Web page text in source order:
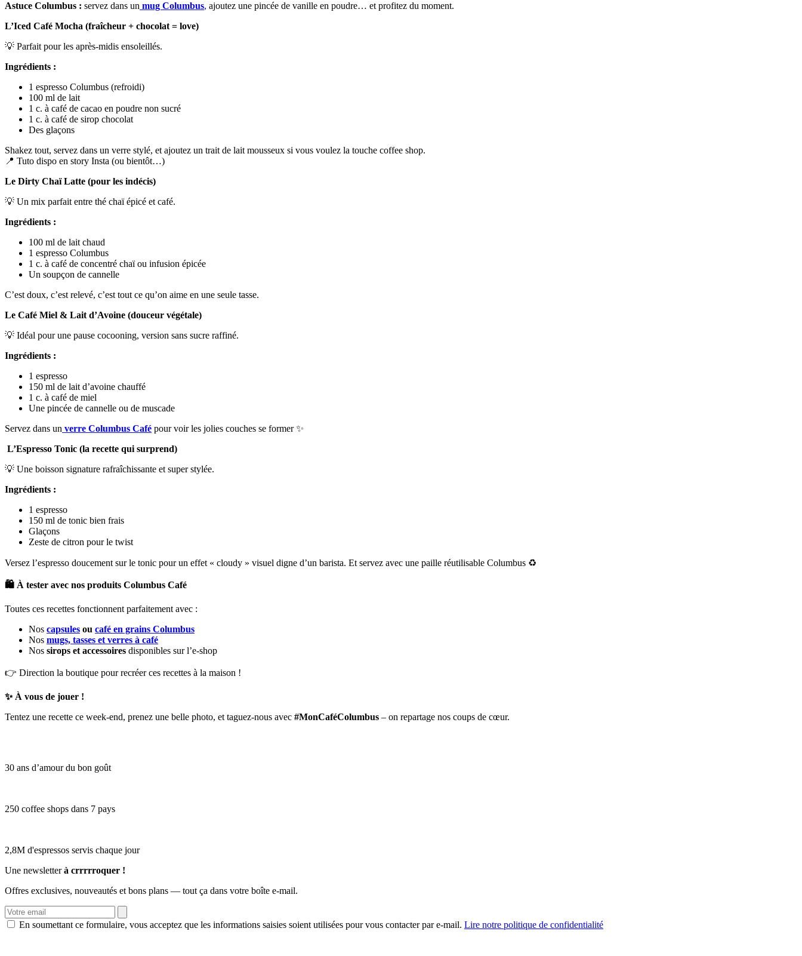
Astuce Columbus : servez dans un mug Columbus, ajoutez une pincée de vanille en poudre… et profitez du moment.
L’Iced Café Mocha (fraîcheur + chocolat = love)
💡 Parfait pour les après-midis ensoleillés.
Ingrédients :
1 espresso Columbus (refroidi)
100 ml de lait
1 c. à café de cacao en poudre non sucré
1 c. à café de sirop chocolat
Des glaçons
Shakez tout, servez dans un verre stylé, et ajoutez un trait de lait mousseux si vous voulez la touche coffee shop.
📍 Tuto dispo en story Insta (ou bientôt…)
Le Dirty Chaï Latte (pour les indécis)
💡 Un mix parfait entre thé chaï épicé et café.
Ingrédients :
100 ml de lait chaud
1 espresso Columbus
1 c. à café de concentré chaï ou infusion épicée
Un soupçon de cannelle
C’est doux, c’est relevé, c’est tout ce qu’on aime en une seule tasse.
Le Café Miel & Lait d’Avoine (douceur végétale)
💡 Idéal pour une pause cocooning, version sans sucre raffiné.
Ingrédients :
1 espresso
150 ml de lait d’avoine chauffé
1 c. à café de miel
Une pincée de cannelle ou de muscade
Servez dans un verre Columbus Café pour voir les jolies couches se former ✨
L’Espresso Tonic (la recette qui surprend)
💡 Une boisson signature rafraîchissante et super stylée.
Ingrédients :
1 espresso
150 ml de tonic bien frais
Glaçons
Zeste de citron pour le twist
Versez l’espresso doucement sur le tonic pour un effet « cloudy » visuel digne d’un barista. Et servez avec une paille réutilisable Columbus ♻️
🛍️ À tester avec nos produits Columbus Café
Toutes ces recettes fonctionnent parfaitement avec :
Nos capsules ou café en grains Columbus
Nos mugs, tasses et verres à café
Nos sirops et accessoires disponibles sur l’e-shop
👉 Direction la boutique pour recréer ces recettes à la maison !
✨À vous de jouer !
Tentez une recette ce week-end, prenez une belle photo, et taguez-nous avec #MonCaféColumbus – on repartage nos coups de cœur.
30 ans d’amour du bon goût
250 coffee shops dans 7 pays
2,8M d'espressos servis chaque jour
Une newsletterà crrrrroquer !
Offres exclusives, nouveautés et bons plans — tout ça dans votre boîte e-mail.
En soumettant ce formulaire, vous acceptez que les informations saisies soient utilisées pour vous contacter par e-mail. Lire notre politique de confidentialité